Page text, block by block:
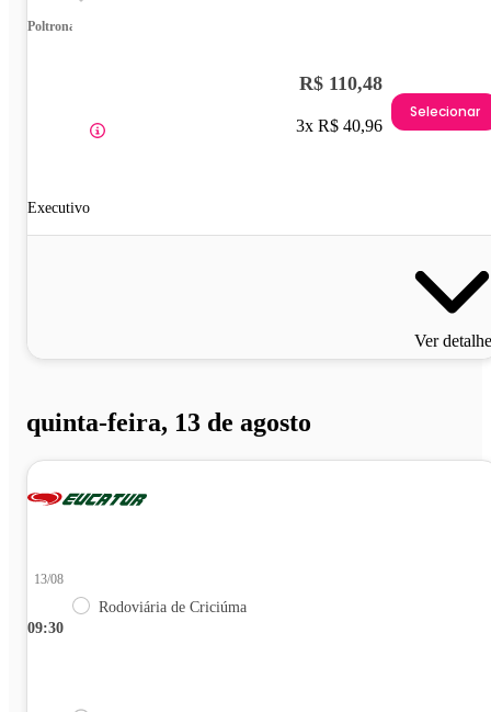
Poltrona
Executivo
R$ 110,48
3x R$ 40,96
Selecionar
Ver
quinta-feira, 13 de agosto
09:30
13/08
Rodoviária de Criciúma